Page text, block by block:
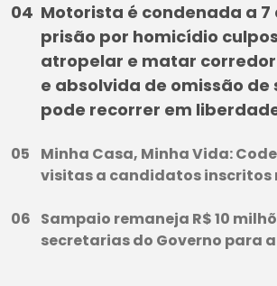
Motorista é condenada a 7
prisão por homicídio
atropelar e matar corredor
e absolvida de omissão de
pode recorrer em
Minha Casa, Minha Vida:
visitas a candidatos inscritos
Sampaio remaneja R$ 10
secretarias do Governo para